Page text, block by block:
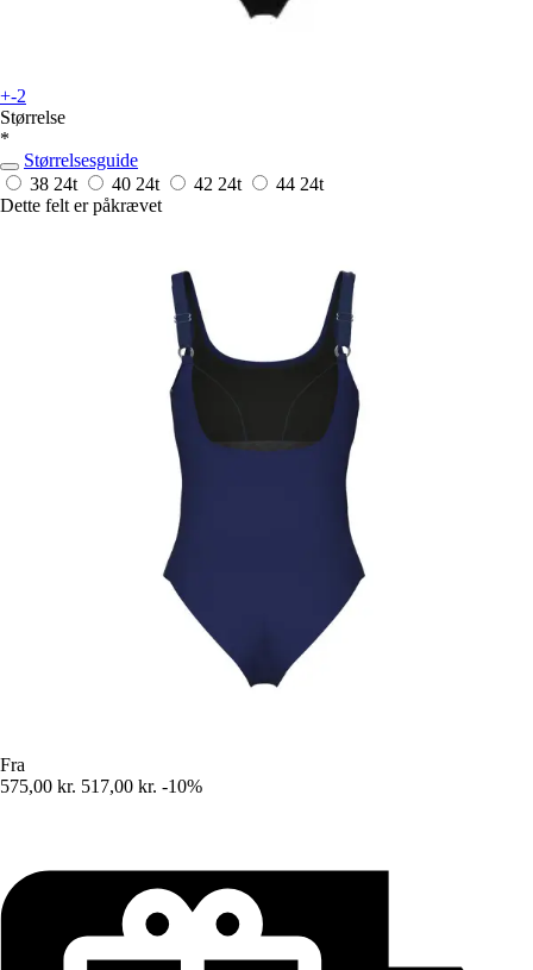
+-2
Størrelse
*
Størrelsesguide
38 24t 40 24t 42 24t 44 24t
Dette felt er påkrævet
Fra
575,00 kr. 517,00 kr. -10%